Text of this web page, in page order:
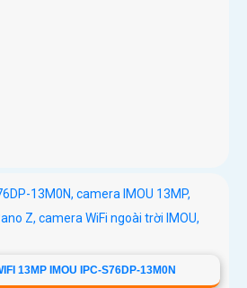
13MP IMOU IPC-S76DP-13M0N